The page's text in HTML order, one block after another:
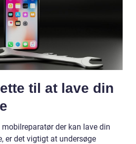
til at lave din
der kan lave din
er det vigtigt at undersøge